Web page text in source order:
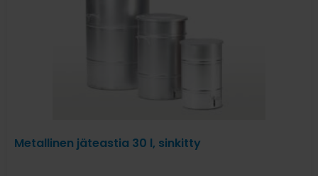
Metallinen jäteastia 30 l, sinkitty